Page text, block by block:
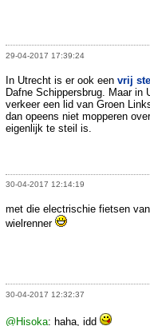
29-04-2017 17:39:24
In Utrecht is er ook een vrij
Dafne Schippersbrug. Maar in
verkeer een lid van Groen
dan opeens niet mopperen
eigenlijk te steil is.
30-04-2017 12:14:19
met die electrischie fietsen
wielrenner
30-04-2017 12:32:37
@Hisoka: haha, idd